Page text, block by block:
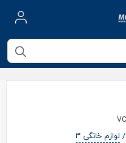
/ لوازم خانگی ۳